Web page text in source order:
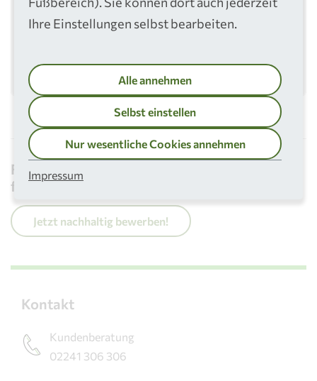
zugestimmt hat.
Für den Ausbildungsstart 2026 vergeben wir
freie Ausbildungsplätze:
Jetzt nachhaltig bewerben!
Kontakt
Kundenberatung
02241 306 306
Ihre Einstellungen selbst bearbeiten.
Alle annehmen
Selbst einstellen
Nur wesentliche Cookies annehmen
Impressum